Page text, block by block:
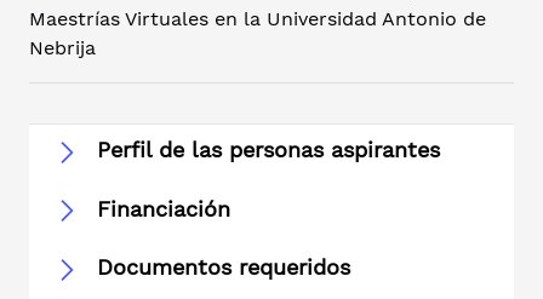
Perfil de las personas aspirantes
Financiación
Documentos requeridos